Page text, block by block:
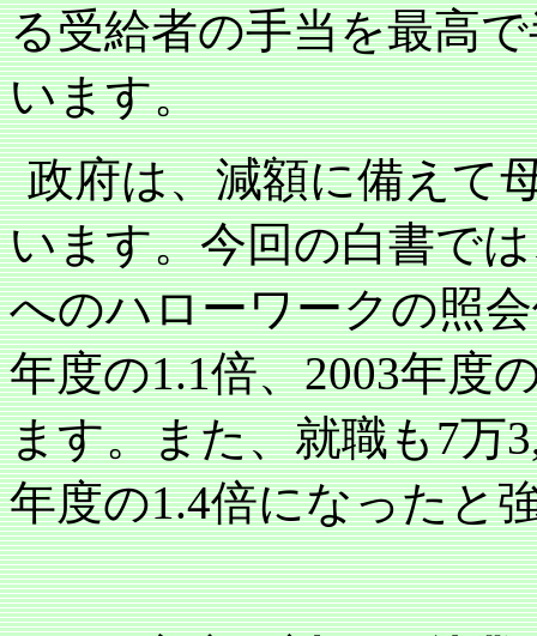
る受給者の手当を最高
います。
政府は、減額に備えて
います。今回の白書で
へのハローワークの照
年度の1.1倍、2003年度
ます。また、就職も7万
年度の1.4倍になったと